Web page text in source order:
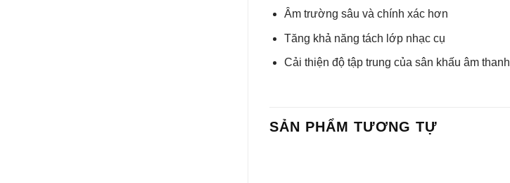
Âm trường sâu và chính xác hơn
Tăng khả năng tách lớp nhạc cụ
Cải thiện độ tập trung của sân khấu âm thanh
SẢN PHẨM TƯƠNG TỰ